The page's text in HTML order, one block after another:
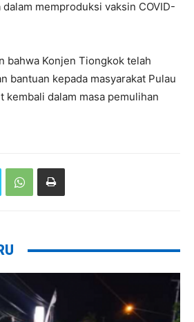
memproduksi vaksin COVID-
bahwa Konjen Tiongkok telah
bantuan kepada masyarakat Pulau
kembali dalam masa pemulihan